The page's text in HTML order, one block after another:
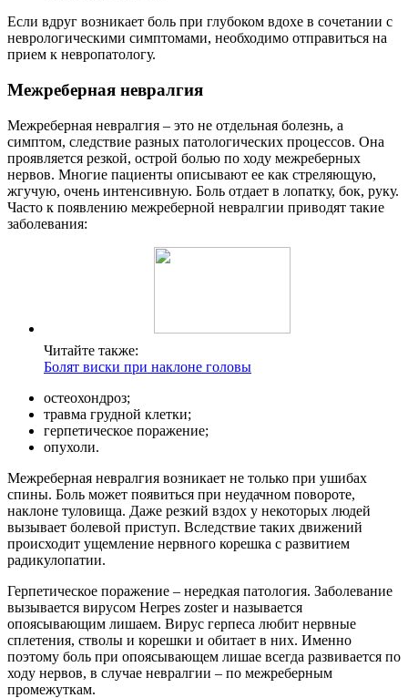
Если вдруг возникает боль при глубоком вдохе в сочетании с
неврологическими симптомами, необходимо отправиться на
прием к невропатологу.
Межреберная невралгия
Межреберная невралгия – это не отдельная болезнь, а
симптом, следствие разных патологических процессов. Она
проявляется резкой, острой болью по ходу межреберных
нервов. Многие пациенты описывают ее как стреляющую,
жгучую, очень интенсивную. Боль отдает в лопатку, бок, руку.
Часто к появлению межреберной невралгии приводят такие
заболевания:
Читайте также:
Болят виски при наклоне головы
остеохондроз;
травма грудной клетки;
герпетическое поражение;
опухоли.
Межреберная невралгия возникает не только при ушибах
спины. Боль может появиться при неудачном повороте,
наклоне туловища. Даже резкий вздох у некоторых людей
вызывает болевой приступ. Вследствие таких движений
происходит ущемление нервного корешка с развитием
радикулопатии.
Герпетическое поражение – нередкая патология. Заболевание
вызывается вирусом Herpes zoster и называется
опоясывающим лишаем. Вирус герпеса любит нервные
сплетения, стволы и корешки и обитает в них. Именно
поэтому боль при опоясывающем лишае всегда развивается по
ходу нервов, в случае невралгии – по межреберным
промежуткам.